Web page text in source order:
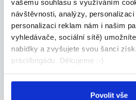
vašemu souhlasu s využíváním
návštěvnosti, analýzy, personalizaci
personalizaci reklam nám i našim
vyhledávače, sociální sítě)
nabídky a zvyšujete svou šanci
práci/brigádu. Děkujeme :-)
Povolit vše
Strážný (směnný
náborovým
150.00...
služe...